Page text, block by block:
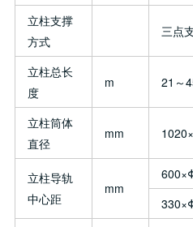
立柱支撑
方式
三点
立柱总长
度
m 21～
立柱筒体
直径
mm
立柱导轨
中心距
mm